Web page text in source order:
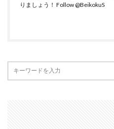
りましょう！ Follow @BeikokuS